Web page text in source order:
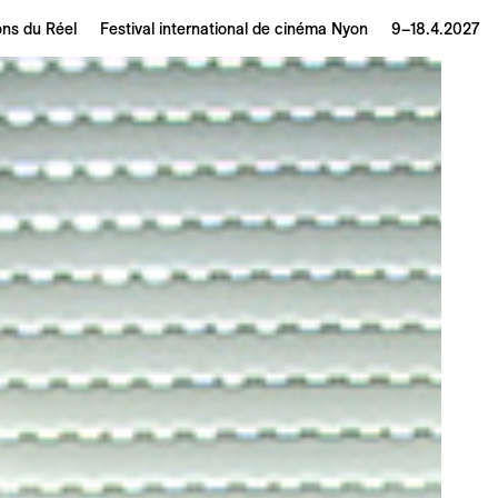
du Réel Festival international de cinéma Nyon 9–18.4.2027